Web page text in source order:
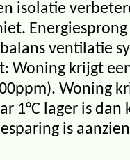
isolatie
ventilatie
Woning krijgt
Woning
1°C lager is
is